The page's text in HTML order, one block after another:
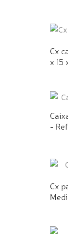
Cx
x 15
-
Cx